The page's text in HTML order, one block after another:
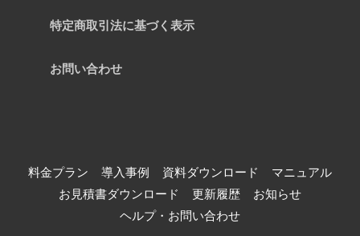
特定商取引法に基づく表示
お問い合わせ
料金プラン 導入事例 資料ダウンロード
マニュアル
お見積書ダウンロード
更新履歴
お知らせ
ヘルプ・お問い合わせ